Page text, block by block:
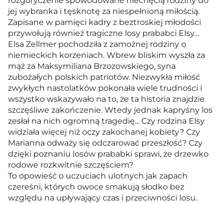
jej wybranka i tęsknotę za niespełnioną miłością.
Zapisane w pamięci kadry z beztroskiej młodości
przywołują również tragiczne losy prababci Elsy…
Elsa Zellmer pochodziła z zamożnej rodziny o
niemieckich korzeniach. Wbrew bliskim wyszła za
mąż za Maksymiliana Brzozowskiego, syna
zubożałych polskich patriotów. Niezwykła miłość
zwykłych nastolatków pokonała wiele trudności i
wszystko wskazywało na to, że ta historia znajdzie
szczęśliwe zakończenie. Wtedy jednak kapryśny los
zesłał na nich ogromną tragedię... Czy rodzina Elsy
widziała więcej niż oczy zakochanej kobiety? Czy
Marianna odważy się odczarować przeszłość? Czy
dzięki poznaniu losów prababki sprawi, że drzewko
rodowe rozkwitnie szczęściem?
To opowieść o uczuciach ulotnych jak zapach
czereśni, których owoce smakują słodko bez
względu na upływający czas i przeciwności losu.